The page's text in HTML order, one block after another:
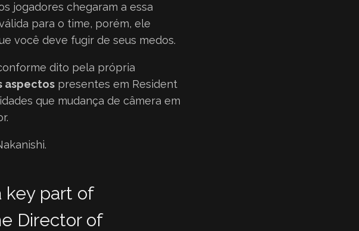
jogadores chegaram a essa
para o time, porém, ele
você deve fugir de seus medos.
dito pela própria
aspectos presentes em Resident
que mudança de câmera em
key part of
Director of